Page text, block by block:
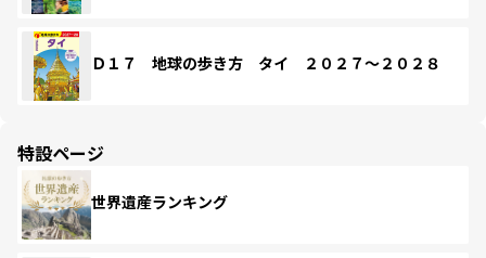
Ｄ１７ 地球の歩き方 タイ ２０２７～２０２８
特設ページ
世界遺産ランキング